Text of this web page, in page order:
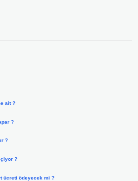
ait ?
?
?
?
ücreti ödeyecek mi ?